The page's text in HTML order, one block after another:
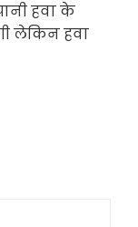
हवा के
लेकिन हवा